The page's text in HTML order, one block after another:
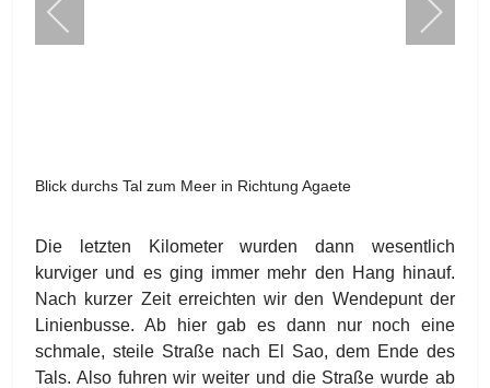
Blick durchs Tal zum Meer in Richtung Agaete
Die letzten Kilometer wurden dann wesentlich
kurviger und es ging immer mehr den Hang hinauf.
Nach kurzer Zeit erreichten wir den Wendepunt der
Linienbusse. Ab hier gab es dann nur noch eine
schmale, steile Straße nach El Sao, dem Ende des
Tals. Also fuhren wir weiter und die Straße wurde ab